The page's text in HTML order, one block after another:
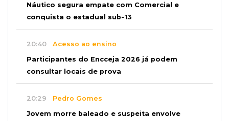
Náutico segura empate com Comercial e
conquista o estadual sub-13
20:40 Acesso ao ensino
Participantes do Encceja 2026 já podem
consultar locais de prova
20:29 Pedro Gomes
Jovem morre baleado e suspeita envolve